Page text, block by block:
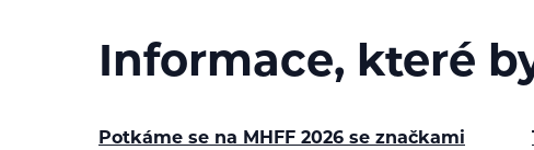
Informace, které
Potkáme se na MHFF 2026 se značkami